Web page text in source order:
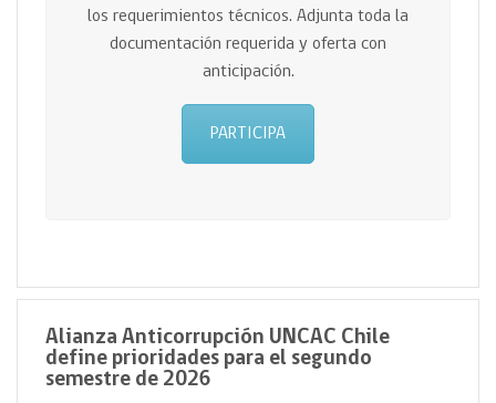
los requerimientos técnicos. Adjunta toda la
documentación requerida y oferta con
anticipación.
PARTICIPA
Alianza Anticorrupción UNCAC Chile
define prioridades para el segundo
semestre de 2026